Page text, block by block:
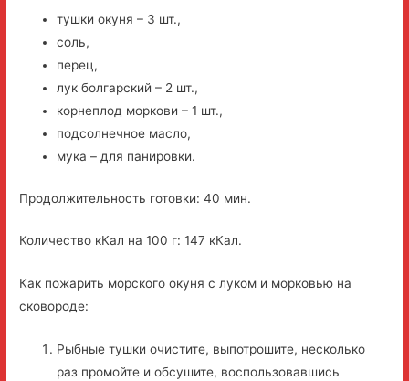
тушки окуня – 3 шт.,
соль,
перец,
лук болгарский – 2 шт.,
корнеплод моркови – 1 шт.,
подсолнечное масло,
мука – для панировки.
Продолжительность готовки: 40 мин.
Количество кКал на 100 г: 147 кКал.
Как пожарить морского окуня с луком и морковью на
сковороде:
Рыбные тушки очистите, выпотрошите, несколько
раз промойте и обсушите, воспользовавшись